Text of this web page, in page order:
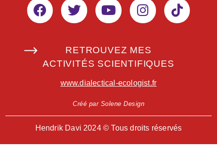
RETROUVEZ MES
ACTIVITÉS SCIENTIFIQUES
www.dialectical-ecologist.fr
Créé par Solene Design
Hendrik Davi 2024 © Tous droits réservés